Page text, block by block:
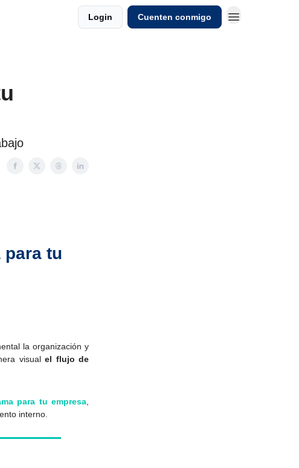
Login Cuenten conmigo
para tu
la organización y
visualel flujo de
para tu empresa
interno.